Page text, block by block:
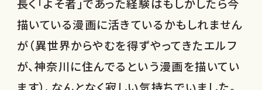
長く「よそ者」であった経験はもしかしたら今
描いている漫画に活きているかもしれません
が（異世界からやむを得ずやってきたエルフ
が、神奈川に住んでるという漫画を描いてい